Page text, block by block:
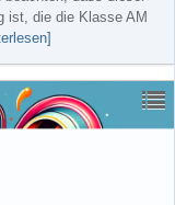
ist, die die Klasse AM